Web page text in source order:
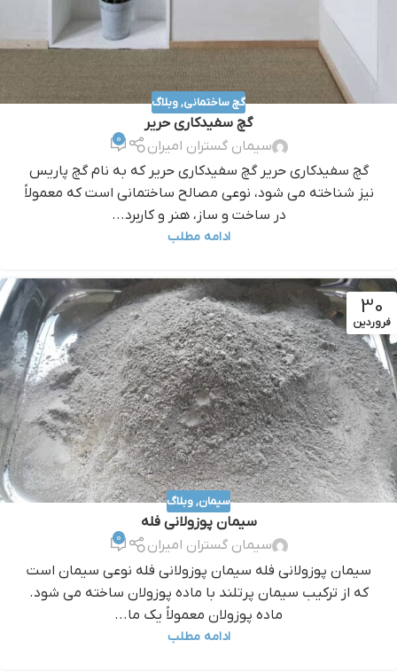
گچ ساختمانی,وبلاگ
گچ سفیدکاری حریر
سیمان گستران امیران
0
گچ سفیدکاری حریر گچ سفیدکاری حریر که به نام گچ پاريس
نيز شناخته مي شود، نوعي مصالح ساختماني است که معمولاً
در ساخت و ساز، هنر و کاربرد...
ادامه مطلب
30
فروردین
سیمان,وبلاگ
سیمان پوزولانی فله
سیمان گستران امیران
0
سیمان پوزولانی فله سیمان پوزولانی فله نوعی سیمان است
که از ترکیب سیمان پرتلند با ماده پوزولان ساخته می شود.
ماده پوزولان معمولاً یک ما...
ادامه مطلب